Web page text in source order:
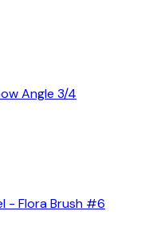
Angle 3/4
- Flora Brush #6